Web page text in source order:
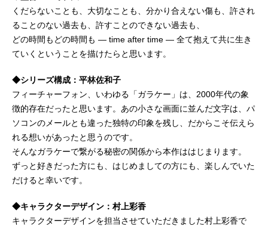
くだらないことも、大切なことも、分かり合えない傷も、許され
ることのない過去も、許すことのできない過去も、
どの時間もどの時間も — time after time — 全て抱えて共に生き
ていくということを描けたらと思います。
◆シリーズ構成：平林佐和子
フィーチャーフォン、いわゆる「ガラケー」は、2000年代の象
徴的存在だったと思います。あの小さな画面に並んだ文字は、パ
ソコンのメールとも違った独特の印象を残し、だからこそ伝えら
れる想いがあったと思うのです。
そんなガラケーで繋がる秘密の関係から本作ははじまります。
ずっと好きだった方にも、はじめましての方にも、楽しんでいた
だけると幸いです。
◆キャラクターデザイン：村上彩香
キャラクターデザインを担当させていただきました村上彩香で